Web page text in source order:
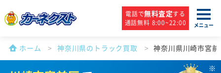
電話で無料査定する
通話無料 8:00~22:00
メニュー
ホーム 神奈川県のトラック買取 神奈川県川崎市宮